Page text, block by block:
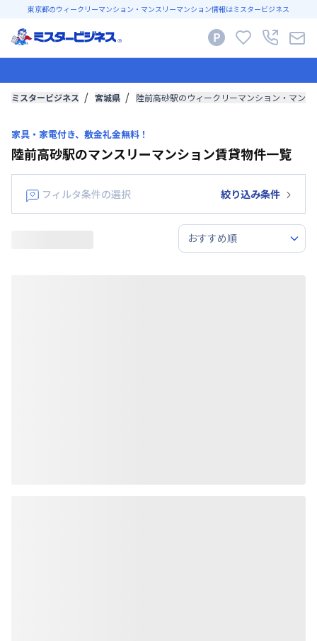
東京都のウィークリーマンション・マンスリーマンション情報はミスタービジネス
ミスタービジネス 宮城県 陸前高砂駅のウィークリーマンション・マン
家具・家電付き、敷金礼金無料！
陸前高砂駅のマンスリーマンション賃貸物件一覧
フィルタ条件の選択 絞り込み条件